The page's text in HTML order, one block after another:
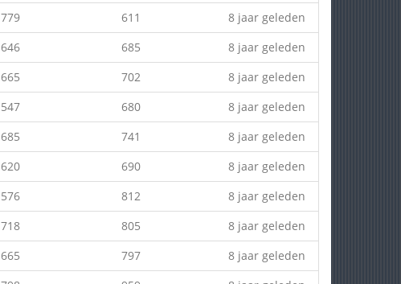
779 611
8 jaar geleden
646 685
8 jaar geleden
665 702
8 jaar geleden
547 680
8 jaar geleden
685 741
8 jaar geleden
620 690
8 jaar geleden
576 812
8 jaar geleden
718 805
8 jaar geleden
665 797
8 jaar geleden